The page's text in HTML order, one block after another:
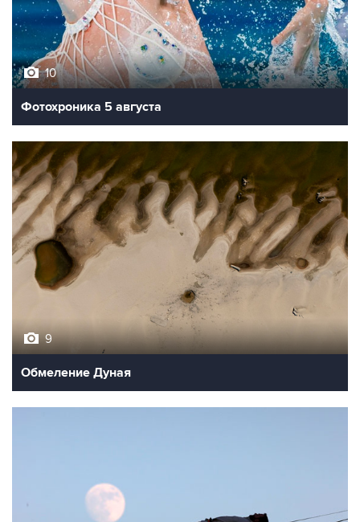
10
Фотохроника 5 августа
Обмеление Дуная